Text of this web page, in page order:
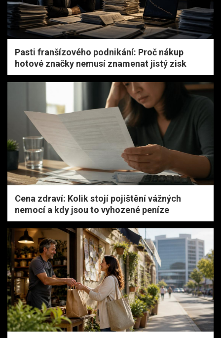
Pasti franšízového podnikání: Proč nákup
hotové značky nemusí znamenat jistý zisk
Cena zdraví: Kolik stojí pojištění vážných
nemocí a kdy jsou to vyhozené peníze